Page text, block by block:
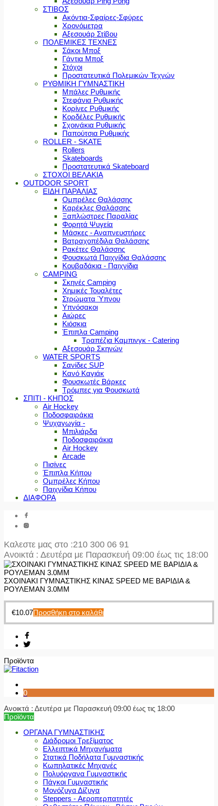
ΣΤΙΒΟΣ
Ακόντια-Σφαίρες-Σφύρες
Χρονόμετρα
Αξεσουάρ Στίβου
ΠΟΛΕΜΙΚΕΣ ΤΕΧΝΕΣ
Σάκοι Μποξ
Γάντια Μποξ
Στόχοι
Προστατευτικά Πολεμικών Τεχνών
ΡΥΘΜΙΚΗ ΓΥΜΝΑΣΤΙΚΗ
Μπάλες Ρυθμικής
Στεφάνια Ρυθμικής
Κορίνες Ρυθμικής
Κορδέλες Ρυθμικής
Σχοινάκια Ρυθμικής
Παπούτσια Ρυθμικής
ROLLER - SKATE
Rollers
Skateboards
Προστατευτικά Skateboard
ΣΤΟΧΟΙ ΒΕΛΑΚΙΑ
OUTDOOR SPORT
ΕΙΔΗ ΠΑΡΑΛΙΑΣ
Ομπρέλες Θαλάσσης
Καρέκλες Θαλάσσης
Ξαπλώστρες Παραλίας
Φορητά Ψυγεία
Μάσκες - Αναπνευστήρες
Βατραχοπέδιλα Θαλάσσης
Ρακέτες Θαλάσσης
Φουσκωτά Παιχνίδια Θαλάσσης
Κουβαδάκια - Παιχνίδια
CAMPING
Σκηνές Camping
Χημικές Τουαλέτες
Στρώματα Ύπνου
Υπνόσακοι
Αιώρες
Κιόσκια
Έπιπλα Camping
Τραπέζια Καμπινγκ - Catering
Αξεσουάρ Σκηνών
WATER SPORTS
Σανίδες SUP
Κανό Καγιάκ
Φουσκωτές Βάρκες
Τρόμπες για Φουσκωτά
ΣΠΙΤΙ - ΚΗΠΟΣ
Air Hockey
Ποδοσφαιράκια
Ψυχαγωγία -
Μπιλιάρδα
Ποδοσφαιράκια
Air Hockey
Arcade
Πισίνες
Έπιπλα Κήπου
Ομπρέλες Κήπου
Παιχνίδια Κήπου
ΔΙΑΦΟΡΑ
Καλεστε μας στο :210 300 06 91
Ανοικτά : Δευτέρα με Παρασκευή 09:00 έως τις 18:00
ΣΧΟΙΝΑΚΙ ΓΥΜΝΑΣΤΙΚΗΣ ΚΙΝΑΣ SPEED ΜΕ ΒΑΡΙΔΙΑ &
ΡΟΥΛΕΜΑΝ 3.0MM
€10.07Προσθήκη στο καλάθι
Προϊόντα
0
Ανοικτά : Δευτέρα με Παρασκευή 09:00 έως τις 18:00
Προϊόντα
ΟΡΓΑΝΑ ΓΥΜΝΑΣΤΙΚΗΣ
Διάδρομοι Τρεξίματος
Ελλειπτικά Μηχανήματα
Στατικά Ποδήλατα Γυμναστικής
Κωπηλατικές Μηχανές
Πολυόργανα Γυμναστικής
Πάγκοι Γυμναστικής
Μονόζυγα Δίζυγα
Steppers - Αεροπερπατητές